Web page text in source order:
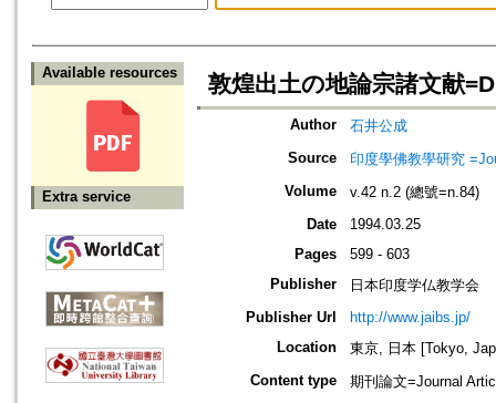
Available resources
Extra service
敦煌出土の地論宗諸文献
Author
石井公成
Source
印度學佛教學研究
Volume
v.42 n.2 (總號=n.84)
Date
1994.03.25
Pages
599 - 603
Publisher
日本印度学仏教学会
Publisher Url
http://www.jaibs.jp/
Location
東京, 日本 [Tokyo,
Content type
期刊論文=Journal